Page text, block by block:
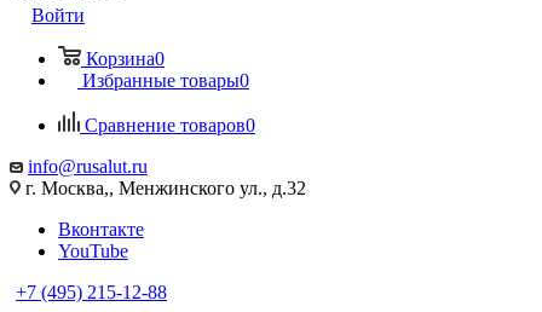
Войти
Корзина0
Избранные товары0
Сравнение товаров0
info@rusalut.ru
г. Москва,, Менжинского ул., д.32
Вконтакте
YouTube
+7 (495) 215-12-88